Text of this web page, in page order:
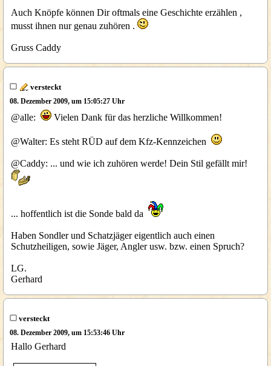
Auch Knöpfe können Dir oftmals eine Geschichte erzählen ,
musst ihnen nur genau zuhören .
Gruss Caddy
versteckt
08. Dezember 2009, um 15:05:27 Uhr
@alle: Vielen Dank für das herzliche Willkommen!
@Walter: Es steht RÜD auf dem Kfz-Kennzeichen
@Caddy: ... und wie ich zuhören werde! Dein Stil gefällt mir!
... hoffentlich ist die Sonde bald da
Haben Sondler und Schatzjäger eigentlich auch einen
Schutzheiligen, sowie Jäger, Angler usw. bzw. einen Spruch?
LG.
Gerhard
versteckt
08. Dezember 2009, um 15:53:46 Uhr
Hallo Gerhard